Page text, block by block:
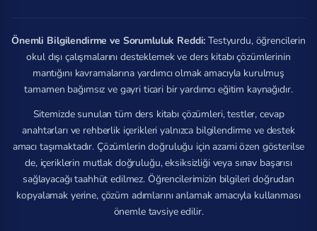
Önemli Bilgilendirme ve Sorumluluk Reddi: Testyurdu, öğrencilerin
okul dışı çalışmalarını desteklemek ve ders kitabı çözümlerinin
mantığını kavramalarına yardımcı olmak amacıyla kurulmuş
tamamen bağımsız ve gayri ticari bir yardımcı eğitim kaynağıdır.
Sitemizde sunulan tüm ders kitabı çözümleri, testler, cevap
anahtarları ve rehberlik içerikleri yalnızca bilgilendirme ve destek
amacı taşımaktadır. Çözümlerin doğruluğu için azami özen gösterilse
de, içeriklerin mutlak doğruluğu, eksiksizliği veya sınav başarısı
sağlayacağı taahhüt edilmez. Öğrencilerimizin bilgileri doğrudan
kopyalamak yerine, çözüm adımlarını anlamak amacıyla kullanması
önemle tavsiye edilir.